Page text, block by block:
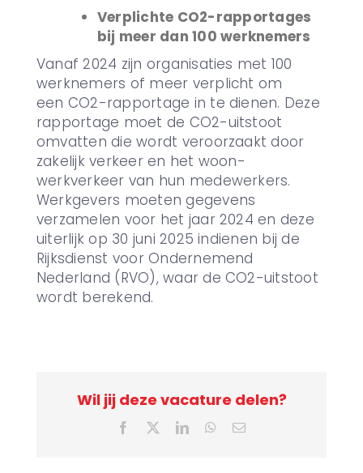
Verplichte CO2-rapportages
bij meer dan 100 werknemers
Vanaf 2024 zijn organisaties met 100
werknemers of meer verplicht om
een CO2-rapportage in te dienen. Deze
rapportage moet de CO2-uitstoot
omvatten die wordt veroorzaakt door
zakelijk verkeer en het woon-
werkverkeer van hun medewerkers.
Werkgevers moeten gegevens
verzamelen voor het jaar 2024 en deze
uiterlijk op 30 juni 2025 indienen bij de
Rijksdienst voor Ondernemend
Nederland (RVO), waar de CO2-uitstoot
wordt berekend.
Wil jij deze vacature delen?
FacebookLinkedInWhatsApp
E-